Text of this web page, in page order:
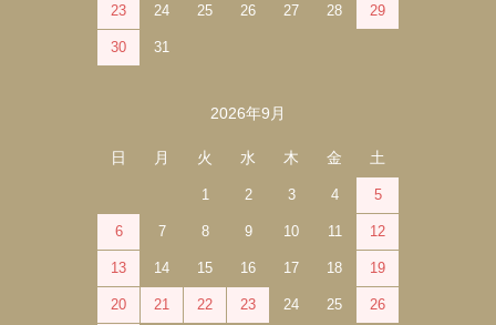
23 24 25 26 27 28 29
30 31
2026年9月
日 月 火 水 木 金 土
1 2 3 4 5
6 7 8 9 10 11 12
13 14 15 16 17 18 19
20 21 22 23 24 25 26